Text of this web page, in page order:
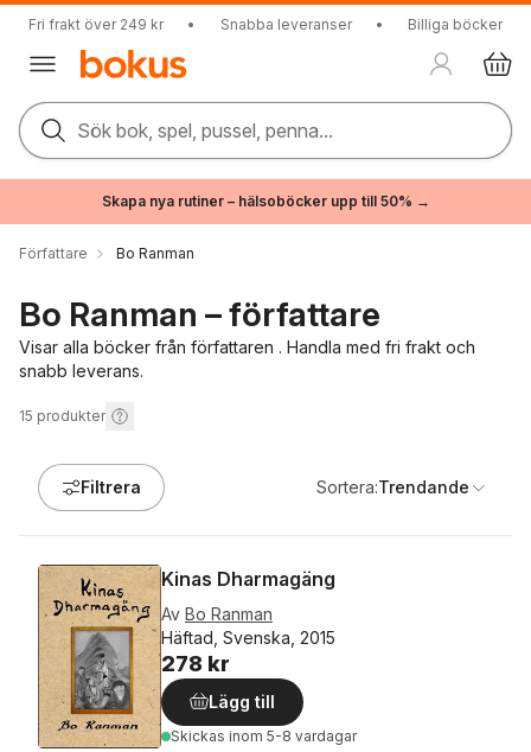
Fri frakt över 249 kr • Snabba leveranser • Billiga böcker
Sök bok, spel, pussel, penna...
Skapa nya rutiner – hälsoböcker upp till 50% →
Författare Bo Ranman
Bo Ranman – författare
Visar alla böcker från författaren . Handla med fri frakt och
snabb leverans.
15 produkter
Filtrera Sortera:Trendande
Kinas Dharmagäng
Av Bo Ranman
Häftad, Svenska, 2015
278 kr
Lägg till
Skickas inom 5-8 vardagar